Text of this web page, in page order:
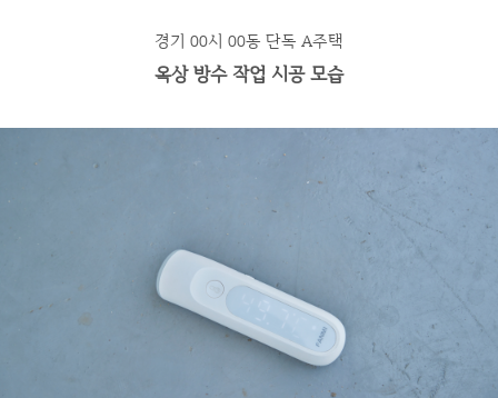
경기 00시 00동 단독 A주택
옥상 방수 작업 시공 모습